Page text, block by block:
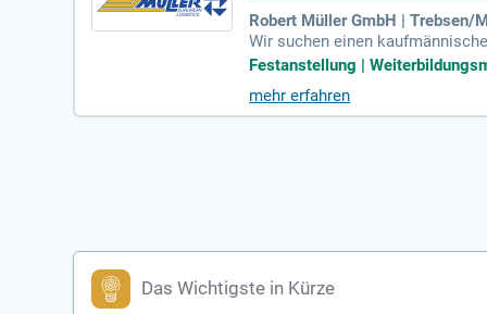
Robert Müller GmbH | Trebsen/
Wir suchen einen
g unserer
mmen, um eine reibungslose
chen Teams zu werden.
n Sie sich jetzt und gestalten
Festanstellung |
mehr erfahren
Das Wichtigste in Kürze